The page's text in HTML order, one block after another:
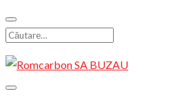
Skip
to
content
Search
for: